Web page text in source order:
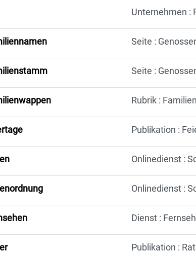
Unternehmen :
Seite :
Seite :
Rubrik :
Publikation :
Onlinedienst :
Onlinedienst :
Dienst :
Publikation :